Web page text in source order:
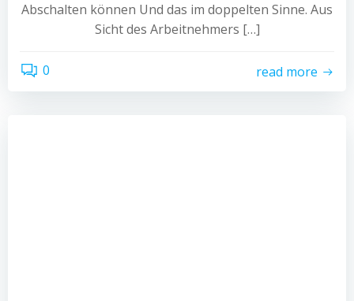
Abschalten können Und das im doppelten Sinne. Aus
Sicht des Arbeitnehmers […]
0 read more